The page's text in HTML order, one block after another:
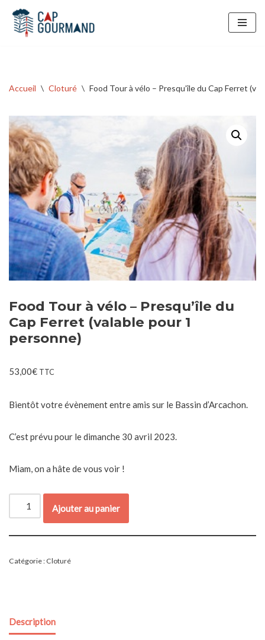
Aller
Accueil \ Cloturé \ Food Tour à vélo – Presqu’île du Cap Ferret
Food Tour à vélo – Presqu’île du
Cap Ferret (valable pour 1
personne)
53,00€ TTC
Bientôt votre évènement entre amis sur le Bassin d’Arcachon.
C’est prévu pour le dimanche 30 avril 2023.
Miam, on a hâte de vous voir !
Ajouter au panier
Catégorie : Cloturé
Description